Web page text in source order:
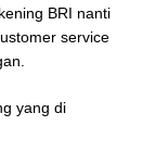
BRI nanti
service
yang di